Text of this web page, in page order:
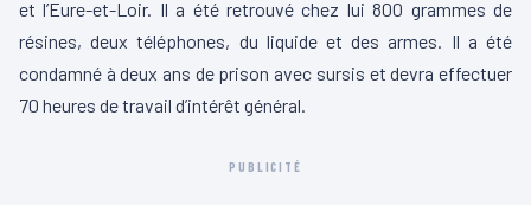
et l’Eure-et-Loir. Il a été retrouvé chez lui 800 grammes de
résines, deux téléphones, du liquide et des armes. Il a été
condamné à deux ans de prison avec sursis et devra effectuer
70 heures de travail d’intérêt général.
PUBLICITÉ